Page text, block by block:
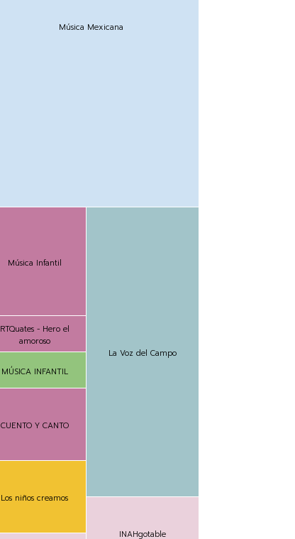
Música Mexicana
Música Infantil
La Voz del Campo
RTQuates - Hero el
amoroso
MÚSICA INFANTIL
CUENTO Y CANTO
Los niños creamos
INAHgotable